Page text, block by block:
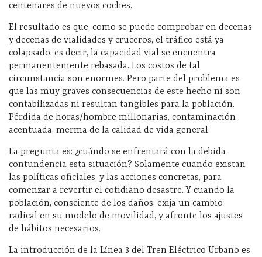
centenares de nuevos coches.
El resultado es que, como se puede comprobar en decenas
y decenas de vialidades y cruceros, el tráfico está ya
colapsado, es decir, la capacidad vial se encuentra
permanentemente rebasada. Los costos de tal
circunstancia son enormes. Pero parte del problema es
que las muy graves consecuencias de este hecho ni son
contabilizadas ni resultan tangibles para la población.
Pérdida de horas/hombre millonarias, contaminación
acentuada, merma de la calidad de vida general.
La pregunta es: ¿cuándo se enfrentará con la debida
contundencia esta situación? Solamente cuando existan
las políticas oficiales, y las acciones concretas, para
comenzar a revertir el cotidiano desastre. Y cuando la
población, consciente de los daños, exija un cambio
radical en su modelo de movilidad, y afronte los ajustes
de hábitos necesarios.
La introducción de la Línea 3 del Tren Eléctrico Urbano es